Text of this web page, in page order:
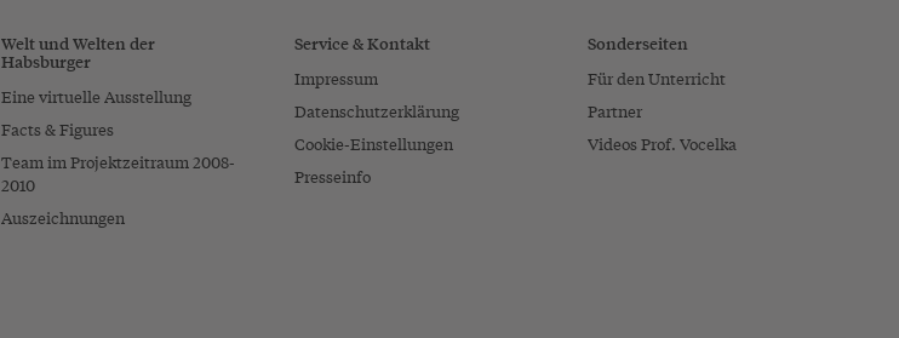
Welt und Welten der
Habsburger
Eine virtuelle Ausstellung
Facts & Figures
Team im Projektzeitraum 2008-
2010
Auszeichnungen
Service & Kontakt
Impressum
Datenschutzerklärung
Cookie-Einstellungen
Presseinfo
Sonderseiten
Für den Unterricht
Partner
Videos Prof. Vocelka